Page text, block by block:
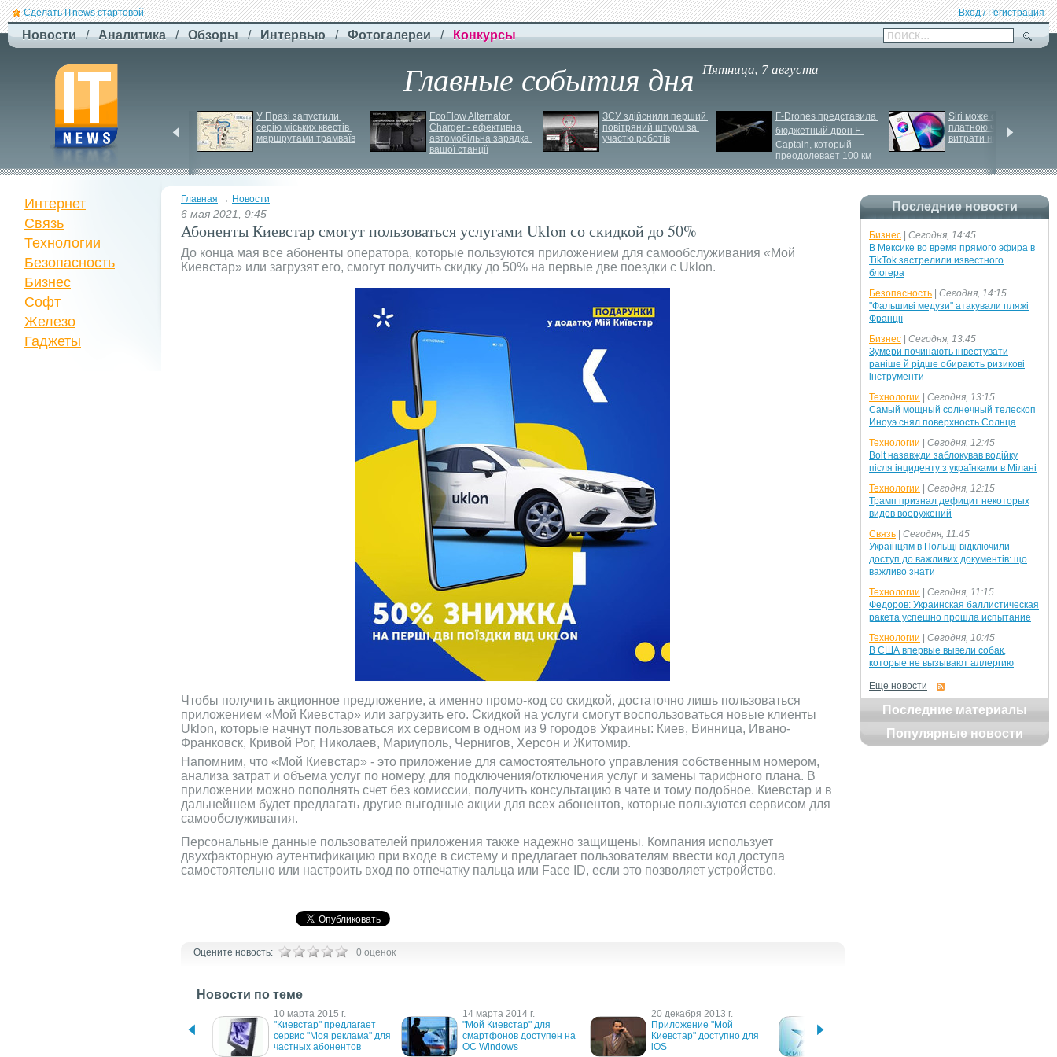
Сделать ITnews стартовой Вход / Регистрация
Новости / Аналитика / Обзоры / Интервью / Фотогалереи / Конкурсы поиск...
Главные события дня Пятница, 7 августа
знищив ключовий
склад Intertop Ukraine
У Празі запустили
серію міських квестів
маршрутами трамваїв
EcoFlow Alternator
Charger - ефективна
автомобільна зарядка
вашої станції
ЗСУ здійснили перший
повітряний штурм за
участю роботів
F-Drones представила
бюджетный дрон F-
Сaptain, который
преодолевает 100 км
Siri може стати
платною через високі
витрати на роботу ІІ
Главная → Новости
6 мая 2021, 9:45
Абоненты Киевстар смогут пользоваться услугами Uklon со скидкой до 50%
До конца мая все абоненты оператора, которые пользуются приложением для самообслуживания «Мой
Киевстар» или загрузят его, смогут получить скидку до 50% на первые две поездки с Uklon.
Чтобы получить акционное предложение, а именно промо-код со скидкой, достаточно лишь пользоваться
приложением «Мой Киевстар» или загрузить его. Скидкой на услуги смогут воспользоваться новые клиенты
Uklon, которые начнут пользоваться их сервисом в одном из 9 городов Украины: Киев, Винница, Ивано-
Франковск, Кривой Рог, Николаев, Мариуполь, Чернигов, Херсон и Житомир.
Напомним, что «Мой Киевстар» - это приложение для самостоятельного управления собственным номером,
анализа затрат и объема услуг по номеру, для подключения/отключения услуг и замены тарифного плана. В
приложении можно пополнять счет без комиссии, получить консультацию в чате и тому подобное. Киевстар и в
дальнейшем будет предлагать другие выгодные акции для всех абонентов, которые пользуются сервисом для
самообслуживания.
Персональные данные пользователей приложения также надежно защищены. Компания использует
двухфакторную аутентификацию при входе в систему и предлагает пользователям ввести код доступа
самостоятельно или настроить вход по отпечатку пальца или Face ID, если это позволяет устройство.
Оцените новость: 0 оценок
Новости по теме
10 марта 2015 г.
"Киевстар" предлагает
сервис "Моя реклама" для
частных абонентов
14 марта 2014 г.
"Мой Киевстар" для
смартфонов доступен на
ОС Windows
20 декабря 2013 г.
Приложение "Мой
Киевстар" доступно для
iOS
Интернет
Связь
Технологии
Безопасность
Бизнес
Софт
Железо
Гаджеты
Последние новости
Бизнес
Сегодня, 14:45
В Мексике во время прямого эфира в
TikTok застрелили известного
блогера
Безопасность
Сегодня, 14:15
"Фальшиві медузи" атакували пляжі
Франції
Бизнес
Сегодня, 13:45
Зумери починають інвестувати
раніше й рідше обирають ризикові
інструменти
Технологии
Сегодня, 13:15
Самый мощный солнечный телескоп
Иноуэ снял поверхность Солнца
Технологии
Сегодня, 12:45
Bolt назавжди заблокував водійку
після інциденту з українками в Мілані
Технологии
Сегодня, 12:15
Трамп признал дефицит некоторых
видов вооружений
Связь
Сегодня, 11:45
Українцям в Польщі відключили
доступ до важливих документів: що
важливо знати
Технологии
Сегодня, 11:15
Федоров: Украинская баллистическая
ракета успешно прошла испытание
Технологии
Сегодня, 10:45
В США впервые вывели собак,
которые не вызывают аллергию
Еще новости
Последние материалы
Популярные новости